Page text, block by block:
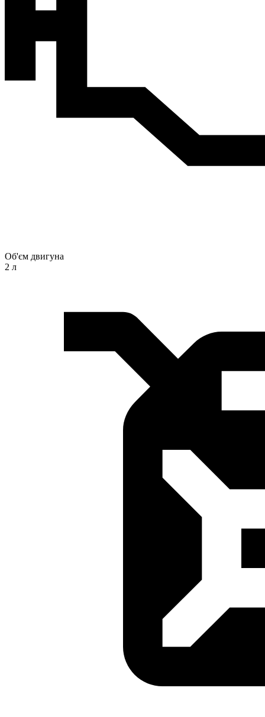
Об'єм двигуна
2 л